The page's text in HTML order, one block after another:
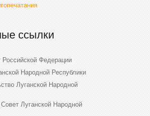
ссылки
Российской Федерации
Народной Республики
Луганской Народной
Луганской Народной